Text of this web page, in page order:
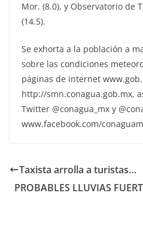
Mor. (8.0), y Observatorio de
(14.5).
Se exhorta a la población a
sobre las condiciones
páginas de internet
http://smn.conagua.gob.mx,
Twitter @conagua_mx y
www.facebook.com/
Taxista arrolla a turistas…
PROBABLES LLUVIAS